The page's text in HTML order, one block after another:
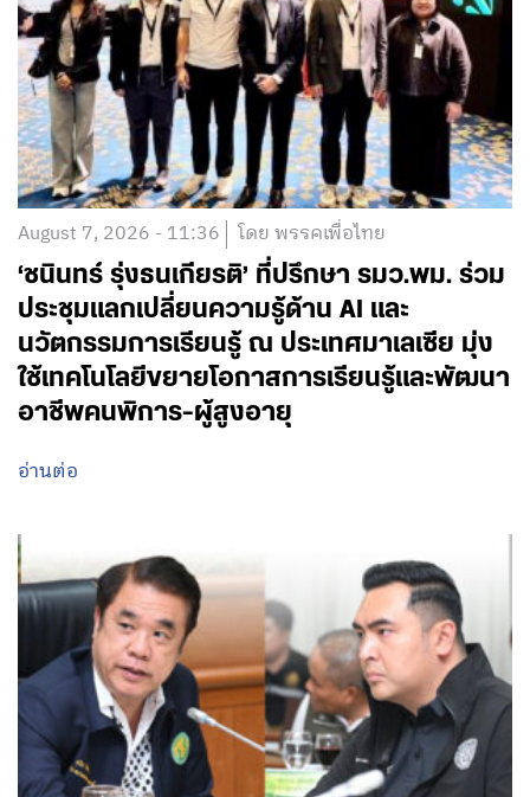
August 7, 2026 - 11:36 โดย พรรคเพื่อไทย
‘ชนินทร์ รุ่งธนเกียรติ’ ที่ปรึกษา รมว.พม. ร่วม
ประชุมแลกเปลี่ยนความรู้ด้าน AI และ
นวัตกรรมการเรียนรู้ ณ ประเทศมาเลเซีย มุ่ง
ใช้เทคโนโลยีขยายโอกาสการเรียนรู้และพัฒนา
อาชีพคนพิการ-ผู้สูงอายุ
อ่านต่อ